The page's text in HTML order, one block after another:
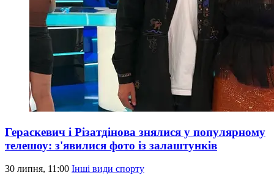
Гераскевич і Різатдінова знялися у популярному
телешоу: з'явилися фото із залаштунків
30 липня, 11:00 Інші види спорту